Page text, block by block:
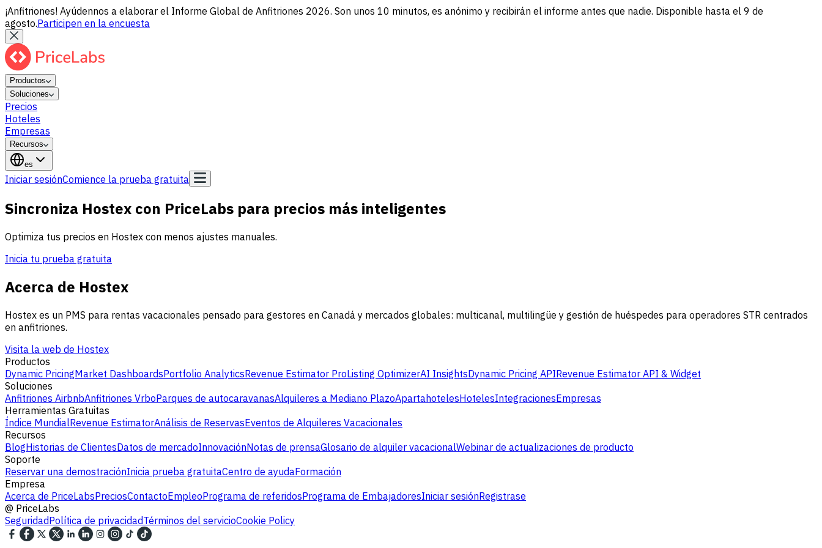
¡Anfitriones! Ayúdennos a elaborar el Informe Global de Anfitriones 2026. Son unos 10 minutos, es anónimo y recibirán el informe antes que nadie. Disponible hasta el 9 de
agosto.Participen en la encuesta
Productos
Soluciones
Precios
Hoteles
Empresas
Recursos
es
Iniciar sesiónComience la prueba gratuita
Sincroniza Hostex con PriceLabs para precios más inteligentes
Optimiza tus precios en Hostex con menos ajustes manuales.
Inicia tu prueba gratuita
Acerca de Hostex
Hostex es un PMS para rentas vacacionales pensado para gestores en Canadá y mercados globales: multicanal, multilingüe y gestión de huéspedes para operadores STR centrados
en anfitriones.
Visita la web de Hostex
Productos
Dynamic PricingMarket DashboardsPortfolio AnalyticsRevenue Estimator ProListing OptimizerAI InsightsDynamic Pricing APIRevenue Estimator API & Widget
Soluciones
Anfitriones AirbnbAnfitriones VrboParques de autocaravanasAlquileres a Mediano PlazoApartahotelesHotelesIntegracionesEmpresas
Herramientas Gratuitas
Índice MundialRevenue EstimatorAnálisis de ReservasEventos de Alquileres Vacacionales
Recursos
BlogHistorias de ClientesDatos de mercadoInnovaciónNotas de prensaGlosario de alquiler vacacionalWebinar de actualizaciones de producto
Soporte
Reservar una demostraciónInicia prueba gratuitaCentro de ayudaFormación
Empresa
Acerca de PriceLabsPreciosContactoEmpleoPrograma de referidosPrograma de EmbajadoresIniciar sesiónRegistrase
@ PriceLabs
SeguridadPolítica de privacidadTérminos del servicioCookie Policy